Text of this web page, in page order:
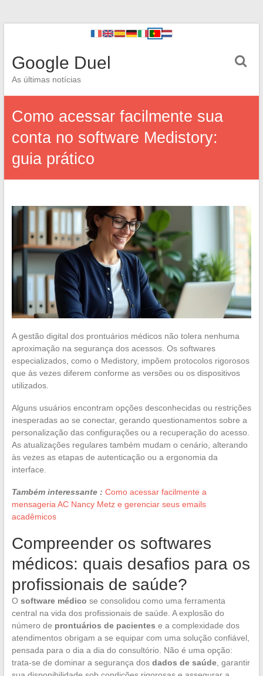
Google Duel
As últimas notícias
Como acessar facilmente sua
conta no software Medistory:
guia prático
A gestão digital dos prontuários médicos não tolera nenhuma
aproximação na segurança dos acessos. Os softwares
especializados, como o Medistory, impõem protocolos rigorosos
que às vezes diferem conforme as versões ou os dispositivos
utilizados.
Alguns usuários encontram opções desconhecidas ou restrições
inesperadas ao se conectar, gerando questionamentos sobre a
personalização das configurações ou a recuperação do acesso.
As atualizações regulares também mudam o cenário, alterando
às vezes as etapas de autenticação ou a ergonomia da
interface.
Também interessante : Como acessar facilmente a
mensageria AC Nancy Metz e gerenciar seus emails
acadêmicos
Compreender os softwares
médicos: quais desafios para os
profissionais de saúde?
O software médico se consolidou como uma ferramenta
central na vida dos profissionais de saúde. A explosão do
número de prontuários de pacientes e a complexidade dos
atendimentos obrigam a se equipar com uma solução confiável,
pensada para o dia a dia do consultório. Não é uma opção:
trata-se de dominar a segurança dos dados de saúde, garantir